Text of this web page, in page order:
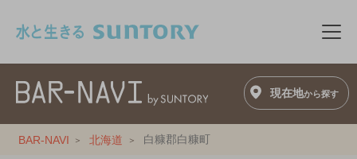
メ
現在地から探す
BAR-NAVI 北海道 白糠郡白糠町